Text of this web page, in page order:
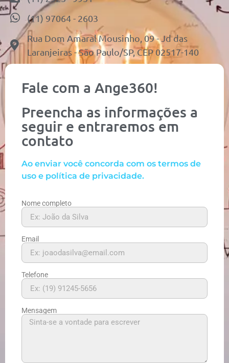
(11) 97064 - 2603
Rua Dom Amaral Mousinho, 09 - Jd das
Laranjeiras - São Paulo/SP, CEP 02517-140
Fale com a Ange360!
Preencha as informações a
seguir e entraremos em
contato
Ao enviar você concorda com os termos de
uso e política de privacidade.
Nome completo
Email
Telefone
Mensagem